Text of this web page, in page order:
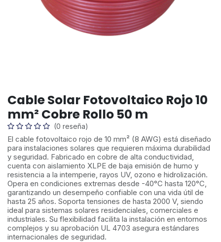
Cable Solar Fotovoltaico Rojo 10
mm² Cobre Rollo 50 m
(0 reseña)
El cable fotovoltaico rojo de 10 mm² (8 AWG) está diseñado
para instalaciones solares que requieren máxima durabilidad
y seguridad. Fabricado en cobre de alta conductividad,
cuenta con aislamiento XLPE de baja emisión de humo y
resistencia a la intemperie, rayos UV, ozono e hidrolización.
Opera en condiciones extremas desde -40°C hasta 120°C,
garantizando un desempeño confiable con una vida útil de
hasta 25 años. Soporta tensiones de hasta 2000 V, siendo
ideal para sistemas solares residenciales, comerciales e
industriales. Su flexibilidad facilita la instalación en entornos
complejos y su aprobación UL 4703 asegura estándares
internacionales de seguridad.